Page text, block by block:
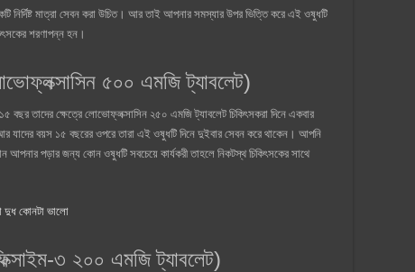
নির্দিষ্ট মাত্রা সেবন করা উচিত। আর তাই আপনার সমস্যার উপর ভিত্তি করে এই ওষুধটি
শরণাপন্ন হন।
৫০০ এমজি ট্যাবলেট)
বছর তাদের ক্ষেত্রে লোভোফ্লক্সাসিন ২৫০ এমজি ট্যাবলেট চিকিৎসকরা দিনে একবার
যাদের বয়স ১৫ বছরের ওপরে তারা এই ওষুধটি দিনে দুইবার সেবন করে থাকেন। আপনি
পড়ার জন্য কোন ওষুধটি সবচেয়ে কার্যকরী তাহলে নিকটস্থ চিকিৎসকের সাথে
দুধ কোনটা ভালো
৩ ২০০ এমজি ট্যাবলেট)